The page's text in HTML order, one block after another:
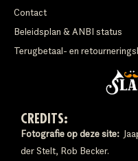
Contact
Beleidsplan & ANBI status
Terugbetaal- en
CREDITS:
Fotografie op deze site:
der Stelt, Rob Becker.